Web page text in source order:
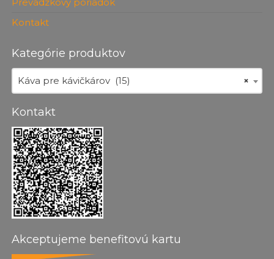
Kontakt
Kategórie produktov
×
Káva pre kávičkárov (15)
Kontakt
Akceptujeme benefitovú kartu